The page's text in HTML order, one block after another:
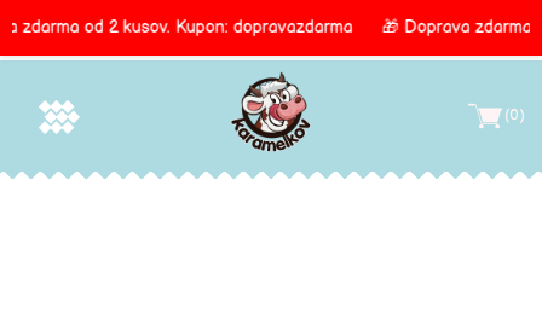
Inhalt
(0)
HľadaťVyhľadať
zdarma od 2 kusov. Kupon: dopravazdarma 🎁 Doprava zdarma